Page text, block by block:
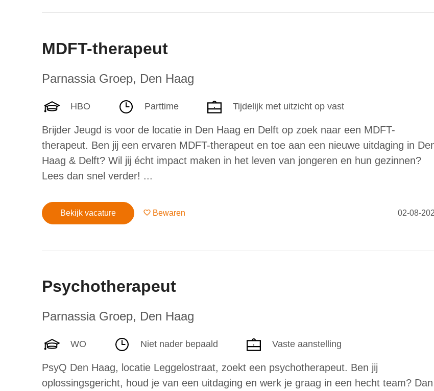
MDFT-therapeut
Parnassia Groep, Den Haag
HBO Parttime Tijdelijk met uitzicht op vast
Brijder Jeugd is voor de locatie in Den Haag en Delft op zoek naar een MDFT-
therapeut. Ben jij een ervaren MDFT-therapeut en toe aan een nieuwe uitdaging in
Haag & Delft? Wil jij écht impact maken in het leven van jongeren en hun gezinnen?
Lees dan snel verder! ...
Bekijk vacature Bewaren 02-08-
Psychotherapeut
Parnassia Groep, Den Haag
WO Niet nader bepaald Vaste aanstelling
PsyQ Den Haag, locatie Leggelostraat, zoekt een psychotherapeut. Ben jij
oplossingsgericht, houd je van een uitdaging en werk je graag in een hecht team? Dan